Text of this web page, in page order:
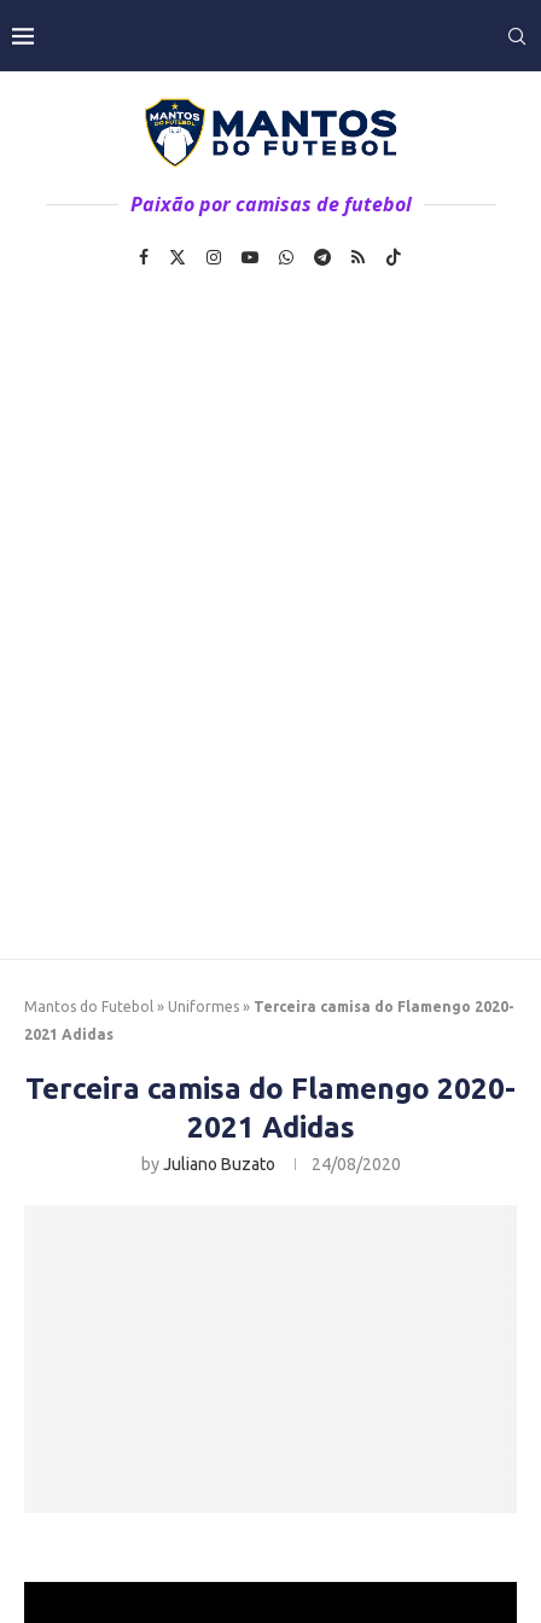
Paixão por camisas de futebol
Mantos do Futebol » Uniformes » Terceira camisa do Flamengo 2020-
2021 Adidas
Terceira camisa do Flamengo 2020-
2021 Adidas
byJuliano Buzato 24/08/2020